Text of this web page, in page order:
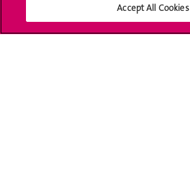
Médias sociaux UNIGEAccept All Cookies